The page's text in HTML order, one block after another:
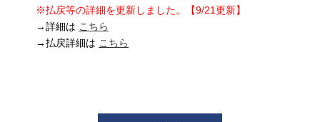
※払戻等の詳細を更新しました。【9/21更新】
→詳細は こちら
→払戻詳細は こちら